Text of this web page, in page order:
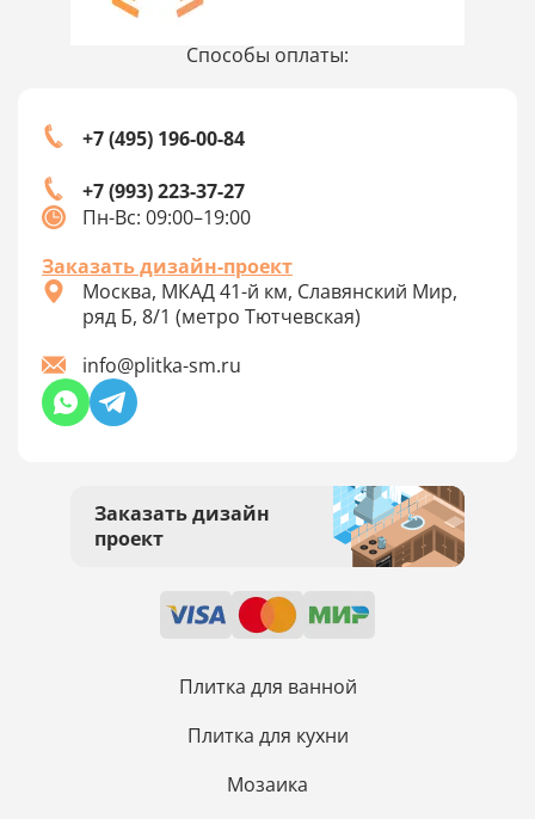
Способы оплаты:
Плитка для ванной
Плитка для кухни
Мозаика
Заказать дизайн
проект
+7 (495) 196-00-84
+7 (993) 223-37-27
Пн-Вс: 09:00–19:00
Заказать дизайн-проект
Москва, МКАД 41-й км, Славянский Мир,
ряд Б, 8/1 (метро Тютчевская)
info@plitka-sm.ru